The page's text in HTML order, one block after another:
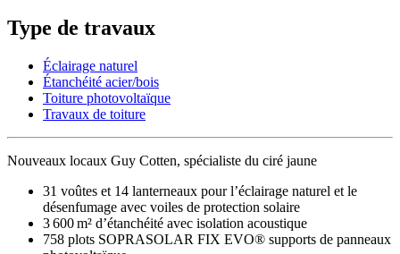
Type de travaux
Éclairage naturel
Étanchéité acier/bois
Toiture photovoltaïque
Travaux de toiture
Nouveaux locaux Guy Cotten, spécialiste du ciré jaune
31 voûtes et 14 lanterneaux pour l’éclairage naturel et le
désenfumage avec voiles de protection solaire
3 600 m² d’étanchéité avec isolation acoustique
758 plots SOPRASOLAR FIX EVO® supports de panneaux